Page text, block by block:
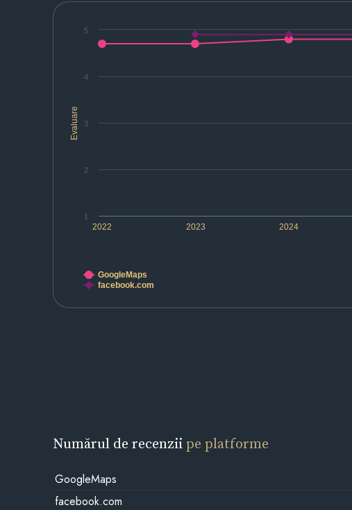
Evaluare
2022 2023 2024
1
2
3
4
5
GoogleMaps
facebook.com
Numărul de recenziipe platforme
GoogleMaps
facebook.com